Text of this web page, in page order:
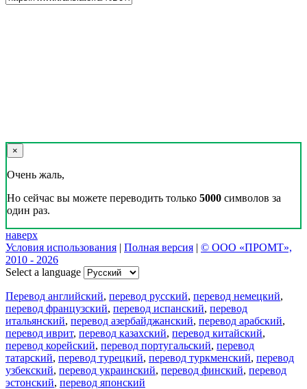
×
Очень жаль,
Но сейчас вы можете переводить только 5000 символов за
один раз.
наверх
Условия использования | Полная версия | © ООО «ПРОМТ»,
2010 - 2026
Select a language
Перевод английский, перевод русский, перевод немецкий,
перевод французский, перевод испанский, перевод
итальянский, перевод азербайджанский, перевод арабский,
перевод иврит, перевод казахский, перевод китайский,
перевод корейский, перевод португальский, перевод
татарский, перевод турецкий, перевод туркменский, перевод
узбекский, перевод украинский, перевод финский, перевод
эстонский, перевод японский